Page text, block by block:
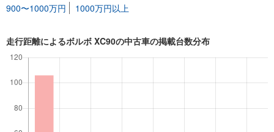
900〜1000万円
1000万円以上
走行距離によるボルボ XC90の中古車の掲載台数分布